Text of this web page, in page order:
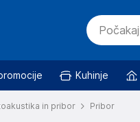
Kuhinje
in pribor Pribor